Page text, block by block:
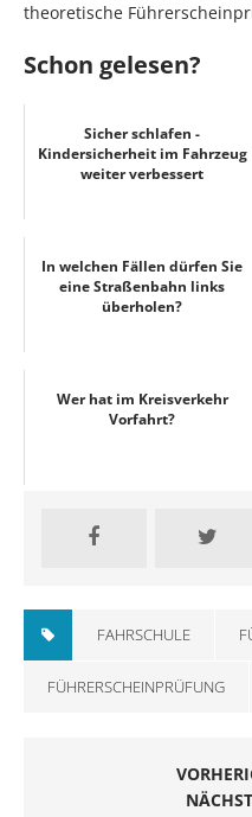
theoretische
Schon gelesen?
Sicher schlafen -
Kindersicherheit im Fahrzeug
weiter verbessert
In welchen Fällen dürfen Sie
eine Straßenbahn links
überholen?
Wer hat im Kreisverkehr
Vorfahrt?
FAHRSCHULE
FÜHRERSCHEINPRÜFUNG